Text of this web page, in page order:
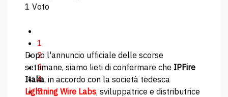
1 Voto
1
2
3
4
5
Dopo l'annuncio ufficiale delle scorse
settimane, siamo lieti di confermare che IPFire
Italia, in accordo con la società tedesca
Lightning Wire Labs, sviluppatrice e distributrice